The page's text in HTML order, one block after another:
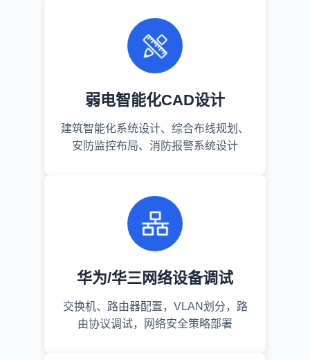
弱电智能化CAD设计
建筑智能化系统设计、综合布线规划、
安防监控布局、消防报警系统设计
华为/华三网络设备调试
交换机、路由器配置，VLAN划分，路
由协议调试，网络安全策略部署